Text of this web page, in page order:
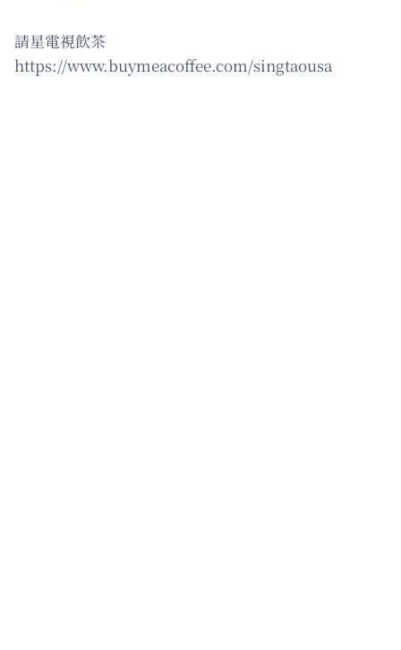
請星電視飲茶
https://www.buymeacoffee.com/singtaousa